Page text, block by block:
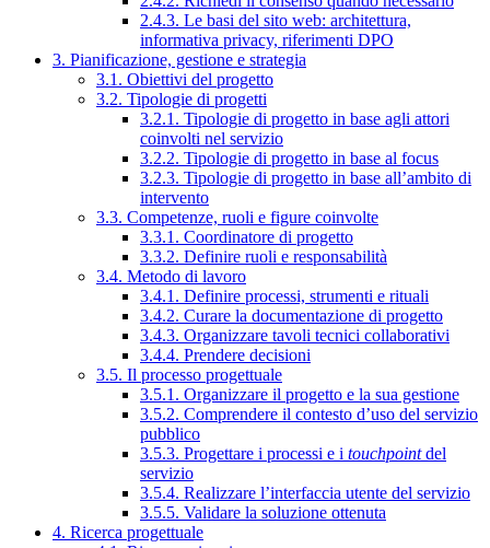
2.4.3. Le basi del sito web: architettura,
informativa privacy, riferimenti DPO
3. Pianificazione, gestione e strategia
3.1. Obiettivi del progetto
3.2. Tipologie di progetti
3.2.1. Tipologie di progetto in base agli attori
coinvolti nel servizio
3.2.2. Tipologie di progetto in base al focus
3.2.3. Tipologie di progetto in base all’ambito di
intervento
3.3. Competenze, ruoli e figure coinvolte
3.3.1. Coordinatore di progetto
3.3.2. Definire ruoli e responsabilità
3.4. Metodo di lavoro
3.4.1. Definire processi, strumenti e rituali
3.4.2. Curare la documentazione di progetto
3.4.3. Organizzare tavoli tecnici collaborativi
3.4.4. Prendere decisioni
3.5. Il processo progettuale
3.5.1. Organizzare il progetto e la sua gestione
3.5.2. Comprendere il contesto d’uso del servizio
pubblico
3.5.3. Progettare i processi e i touchpointdel
servizio
3.5.4. Realizzare l’interfaccia utente del servizio
3.5.5. Validare la soluzione ottenuta
4. Ricerca progettuale